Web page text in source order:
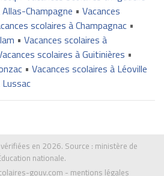
Champagne • Vacances
scolaires à Champagnac•
• Vacances scolaires à
scolaires à Guitinières •
• Vacances scolaires à Léoville
en 2026. Source : ministère de
nationale.
gouv.com - mentions légales